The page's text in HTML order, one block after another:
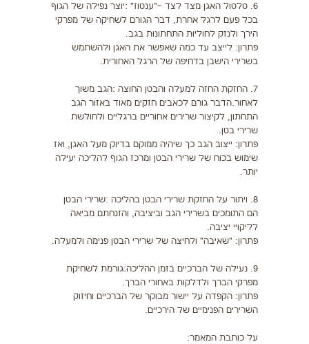
6. טלטול האגן מצד לצד –"ענטוז" :יוצר נפילה של הגוף
בכל פעם לרגל אחרת, דבר הגורם לשחיקה של מפרקי
הירך ולנזק לחוליות התחתונות בגב.
פתרון: לייצב עד כמה שאפשר את האגן ולהשתמש
בשרירי הישבן בדחיפה של הרגל האחורית.
7. החזקת החזה למעלה והבטן החוצה :הגב משוך
לאחור.הדבר גורם לכאבים חזקים מאוד באזור הגב
התחתון, לקיצור שרירים אחוריים ברגליים ולחולשת
שרירי בטן.
פתרון: ייצוב הגב כך שיהיה ממוקם בדיוק מעל האגן, ואז
שימוש בכוח של שרירי הבטן ומרכז הגוף להליכה יעילה
יותר.
8. ויתור על החזקת שרירי הבטן בהליכה :שרירי הבטן
הם התומכים בשרירי הגב וביציבה, והזנחתם מביאה
לליקויי יציבה.
פתרון: "שאיבה" ולחיצה של שרירי הבטן פנימה ולמעלה.
9. נעילה של הברכיים בזמן ההליכה:גורמת לשחיקת
מפרקי הברך ולדלקות באחורי הברך.
פתרון: הקפדה על יישור מבוקר של הברכיים וחיזוק
השרירים הפנימיים של הירכיים.
על כותבת המאמר: